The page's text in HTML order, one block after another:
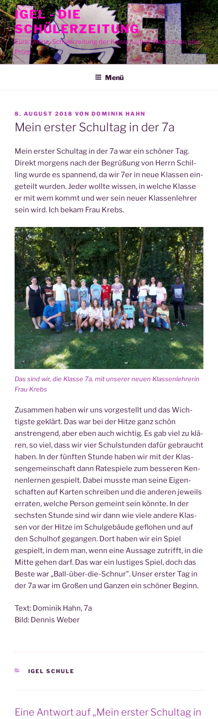
Zum
Inhalt
springen
IGEL - DIE
SCHÜLERZEITUNG
Eure Online-Schülerzeitung der Kaiser-Lothar-Realschule plus
Prüm
Menü
VERÖFFENTLICHT
AM
8. AUGUST 2018 VON DOMINIK HAHN
Mein erster Schultag in der 7a
Mein ers­ter Schul­tag in der 7a war ein schö­ner Tag.
Direkt mor­gens nach der Begrü­ßung von Herrn Schil­
ling wur­de es span­nend, da wir 7er in neue Klas­sen ein­
ge­teilt wur­den. Jeder woll­te wis­sen, in wel­che Klas­se
er mit wem kommt und wer sein neu­er Klas­sen­leh­rer
sein wird. Ich bekam Frau Krebs.
Das sind wir, die Klas­se 7a, mit unse­rer neu­en Klas­sen­leh­re­rin
Frau Krebs
Zusam­men haben wir uns vor­ge­stellt und das Wich­
tigs­te geklärt. Das war bei der Hit­ze ganz schön
anstren­gend, aber eben auch wich­tig. Es gab viel zu klä­
ren, so viel, dass wir vier Schul­stun­den dafür gebraucht
haben. In der fünf­ten Stun­de haben wir mit der Klas­
sen­ge­mein­schaft dann Rate­spie­le zum bes­se­ren Ken­
nen­ler­nen gespielt. Dabei muss­te man sei­ne Eigen­
schaf­ten auf Kar­ten schrei­ben und die ande­ren jeweils
erra­ten, wel­che Per­son gemeint sein könn­te. In der
sechs­ten Stun­de sind wir dann wie vie­le ande­re Klas­
sen vor der Hit­ze im Schul­ge­bäu­de geflo­hen und auf
den Schul­hof gegan­gen. Dort haben wir ein Spiel
gespielt, in dem man, wenn eine Aus­sa­ge zutrifft, in die
Mit­te gehen darf. Das war ein lus­ti­ges Spiel, doch das
Bes­te war „Ball-über-die-Schnur”. Unser ers­ter Tag in
der 7a war im Gro­ßen und Gan­zen ein schö­ner Beginn.
Text: Domi­nik Hahn, 7a
Bild: Den­nis Weber
KATEGORIEN
IGEL SCHULE
Eine Antwort auf „Mein erster Schultag in